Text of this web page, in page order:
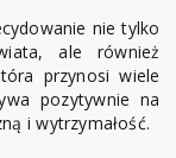
nie tylko
ale również
przynosi wiele
pozytywnie na
i wytrzymałość.